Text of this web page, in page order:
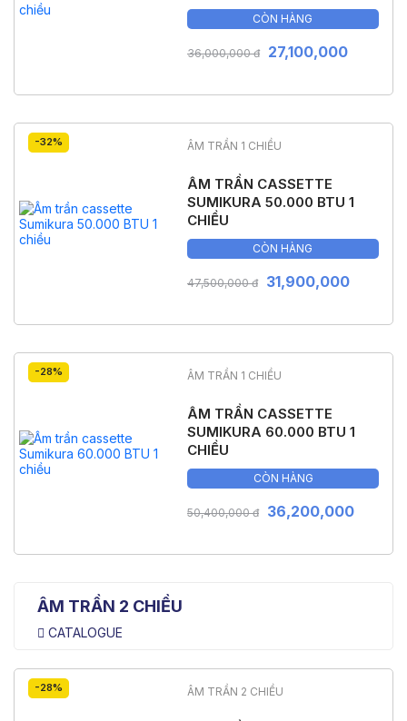
CÒN HÀNG
36,000,000 đ 27,100,000
-32% ÂM TRẦN 1 CHIỀU
ÂM TRẦN CASSETTE
SUMIKURA 50.000 BTU 1
CHIỀU
CÒN HÀNG
47,500,000 đ 31,900,000
-28% ÂM TRẦN 1 CHIỀU
ÂM TRẦN CASSETTE
SUMIKURA 60.000 BTU 1
CHIỀU
CÒN HÀNG
50,400,000 đ 36,200,000
ÂM TRẦN 2 CHIỀU
CATALOGUE
-28% ÂM TRẦN 2 CHIỀU